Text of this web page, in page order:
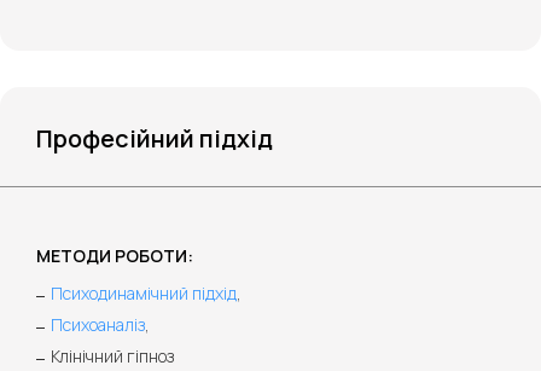
Професійний підхід
МЕТОДИ РОБОТИ:
Психодинамічний підхід,
Психоаналіз,
Клінічний гіпноз